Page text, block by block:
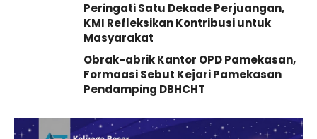
Peringati Satu Dekade Perjuangan,
KMI Refleksikan Kontribusi untuk
Masyarakat
Obrak-abrik Kantor OPD Pamekasan,
Formaasi Sebut Kejari Pamekasan
Pendamping DBHCHT